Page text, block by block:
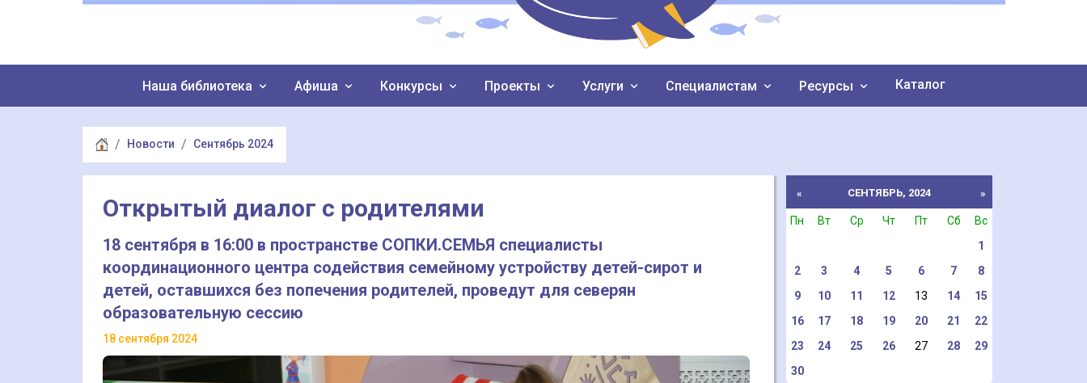
Наша библиотека Афиша Конкурсы Проекты Услуги Специалистам Ресурсы Каталог
Новости Сентябрь 2024
Открытый диалог с родителями
18 сентября в 16:00 в пространстве СОПКИ.СЕМЬЯ специалисты
координационного центра содействия семейному устройству детей-сирот и
детей, оставшихся без попечения родителей, проведут для северян
образовательную сессию
18 сентября 2024
« СЕНТЯБРЬ, 2024 »
Пн Вт Ср Чт Пт Сб
Вс
1
2
3 4 5 6 7
8
9
10 11 12 13 14
15
16
17 18 19 20 21
22
23
24 25 26 27 28
29
30